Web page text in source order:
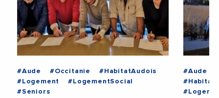
#Aude #Occitanie
#HabitatAudois
#Logement
#LogementSocial
#Seniors
#Aude